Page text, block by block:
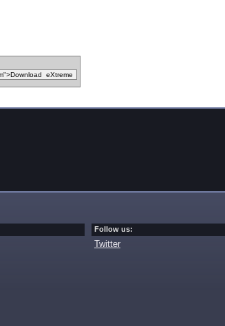
Follow us:
Twitter